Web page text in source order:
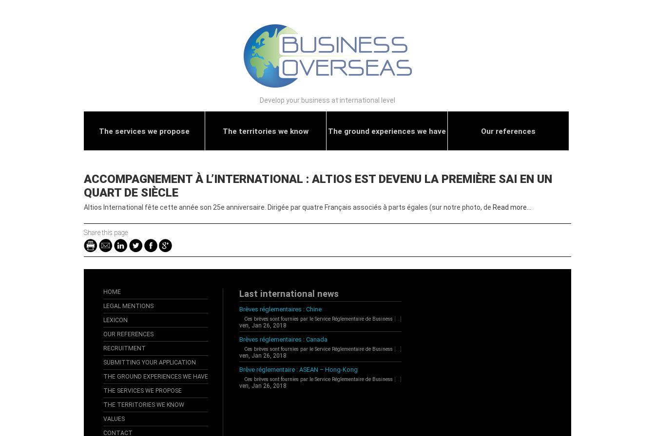
Develop your business at international level
The services we propose The territories we know The ground experiences we have Our references
ACCOMPAGNEMENT À L’INTERNATIONAL : ALTIOS EST DEVENU LA PREMIÈRE SAI EN UN
QUART DE SIÈCLE
Altios International fête cette année son 25e anniversaire. Dirigée par quatre Français associés à parts égales (sur notre photo, de Read more…
Share this page
HOME
LEGAL MENTIONS
LEXICON
OUR REFERENCES
RECRUITMENT
SUBMITTING YOUR APPLICATION
THE GROUND EXPERIENCES WE HAVE
THE SERVICES WE PROPOSE
THE TERRITORIES WE KNOW
VALUES
CONTACT
Last international news
Brèves réglementaires : Chine
Ces brèves sont fournies par le Service Réglementaire de Business [...]
ven, Jan 26, 2018
Brèves réglementaires : Canada
Ces brèves sont fournies par le Service Réglementaire de Business [...]
ven, Jan 26, 2018
Brève réglementaire : ASEAN – Hong-Kong
Ces brèves sont fournies par le Service Réglementaire de Business [...]
ven, Jan 26, 2018